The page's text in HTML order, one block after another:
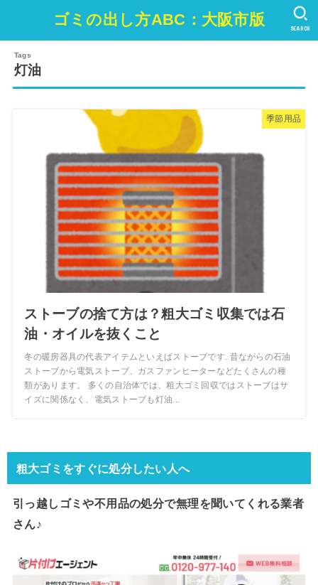
ゴミの出し方ABC：大阪市版 SEARCH
灯油
季節用品
ストーブの捨て方は？粗大ゴミ収集では石
油・オイルを抜くこと
冬の暖房器具の代表アイテムといえばストーブです. 昔ながらの石油
ストーブから電気ストーブ、ガスファンヒーターなどたくさんの種
類があります。 多くの自治体では、粗大ゴミ回収ではストーブはサ
イズに関係なく、電気ストーブも灯油...
粗大ゴミをすぐに処分したい人へ
引っ越しゴミや不用品の処分で無理を聞いてくれる業者
さん♪